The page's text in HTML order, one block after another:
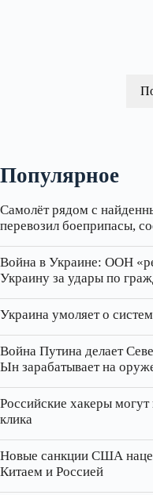
Популярное
Самолёт рядом с
перевозил боеприпасы,
Война в Украине: ООН
Украину за удары по
Украина умоляет о
Война Путина делает
Ын зарабатывает на
Российские хакеры могут
клика
Новые санкции США
Китаем и Россией